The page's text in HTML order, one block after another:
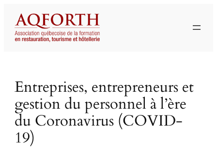
contenu
Entreprises, entrepreneurs et
gestion du personnel à l’ère
du Coronavirus (COVID-
19)